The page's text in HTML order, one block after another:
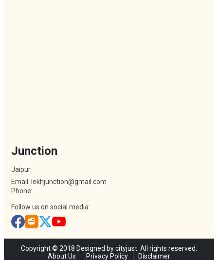
Junction
Jaipur.
Email: lekhjunction@gmail.com
Phone:
Follow us on social media:
Copyright © 2018 Designed by cityjust. All rights reserved.
About Us
Privacy Policy Disclaimer